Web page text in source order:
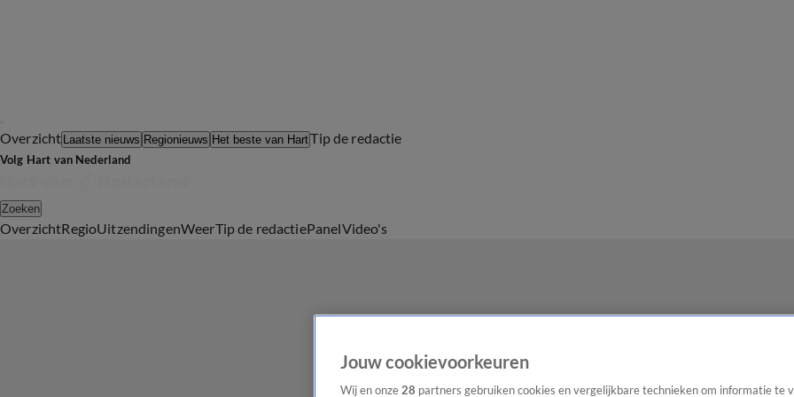
Overzicht Laatste nieuws Regionieuws Het beste van HartTip de redactie
Volg Hart van Nederland
Zoeken
OverzichtRegioUitzendingenWeerTip de redactiePanelVideo's
Jouw cookievoorkeuren
Wij en onze 28 partners gebruiken cookies en vergelijkbare technieken om informatie te